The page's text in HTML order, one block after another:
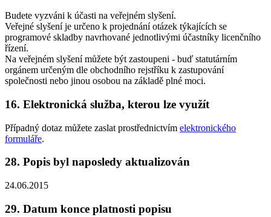
Budete vyzváni k účasti na veřejném slyšení.
Veřejné slyšení je určeno k projednání otázek týkajících se
programové skladby navrhované jednotlivými účastníky licenčního
řízení.
Na veřejném slyšení můžete být zastoupeni - buď statutárním
orgánem určeným dle obchodního rejstříku k zastupování
společnosti nebo jinou osobou na základě plné moci.
16. Elektronická služba, kterou lze využít
Případný dotaz můžete zaslat prostřednictvím elektronického
formuláře.
28. Popis byl naposledy aktualizován
24.06.2015
29. Datum konce platnosti popisu